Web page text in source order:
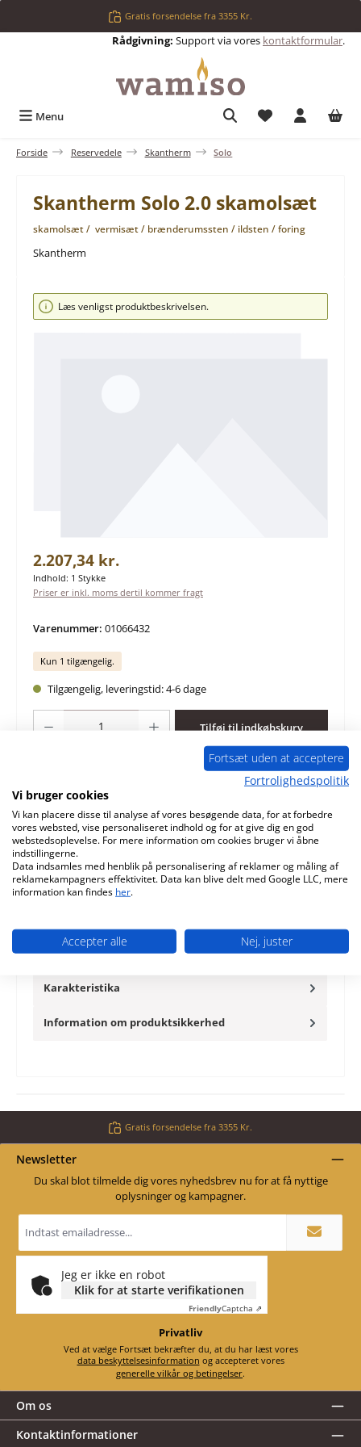
Gratis forsendelse fra 3355 Kr.
Rådgivning: Support via vores kontaktformular.
Menu Du har 0
Forside Reservedele Skantherm Solo
Skantherm Solo 2.0 skamolsæt
skamolsæt / vermisæt / brænderumssten / ildsten / foring
Skantherm
Spring over billedgalleri
Læs venligst produktbeskrivelsen.
Almindelig pris:
2.207,34 kr.
Indhold: 1 Stykke
Priser er inkl. moms dertil kommer fragt
Varenummer: 01066432
Kun 1 tilgængelig.
Tilgængelig, leveringstid: 4-6 dage
Tilføj til indkøbskurv
styks sæt Skantherm Solo 2.0 skamolsæt nøgledata:
brænderumssten, f…Mere
Karakteristika
Information om produktsikkerhed
Gratis forsendelse fra 3355 Kr.
Newsletter
Du skal blot tilmelde dig vores nyhedsbrev nu for at få nyttige
oplysninger og kampagner.
Email
adresse
Jeg er ikke en robot
Klik for at starte verifikationen
FriendlyCaptcha ⇗
Privatliv
Ved at vælge Fortsæt bekræfter du, at du har læst vores
data beskyttelsesinformation
og accepteret vores
generelle vilkår og betingelser.
Om os
Kontaktinformationer
Fortsæt uden at acceptere
Fortrolighedspolitik
Vi bruger cookies
Vi kan placere disse til analyse af vores besøgende data, for at forbedre
vores websted, vise personaliseret indhold og for at give dig en god
webstedsoplevelse. For mere information om cookies bruger vi åbne
indstillingerne.
Data indsamles med henblik på personalisering af reklamer og måling af
reklamekampagners effektivitet. Data kan blive delt med Google LLC, mere
information kan findes her.
Accepter alle Nej, juster